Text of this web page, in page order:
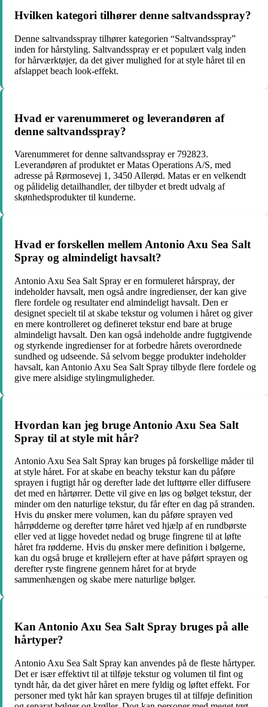
Hvilken kategori tilhører denne saltvandsspray?
Denne saltvandsspray tilhører kategorien “Saltvandsspray”
inden for hårstyling. Saltvandsspray er et populært valg inden
for hårværktøjer, da det giver mulighed for at style håret til en
afslappet beach look-effekt.
Hvad er varenummeret og leverandøren af
denne saltvandsspray?
Varenummeret for denne saltvandsspray er 792823.
Leverandøren af produktet er Matas Operations A/S, med
adresse på Rørmosevej 1, 3450 Allerød. Matas er en velkendt
og pålidelig detailhandler, der tilbyder et bredt udvalg af
skønhedsprodukter til kunderne.
Hvad er forskellen mellem Antonio Axu Sea Salt
Spray og almindeligt havsalt?
Antonio Axu Sea Salt Spray er en formuleret hårspray, der
indeholder havsalt, men også andre ingredienser, der kan give
flere fordele og resultater end almindeligt havsalt. Den er
designet specielt til at skabe tekstur og volumen i håret og giver
en mere kontrolleret og defineret tekstur end bare at bruge
almindeligt havsalt. Den kan også indeholde andre fugtgivende
og styrkende ingredienser for at forbedre hårets overordnede
sundhed og udseende. Så selvom begge produkter indeholder
havsalt, kan Antonio Axu Sea Salt Spray tilbyde flere fordele og
give mere alsidige stylingmuligheder.
Hvordan kan jeg bruge Antonio Axu Sea Salt
Spray til at style mit hår?
Antonio Axu Sea Salt Spray kan bruges på forskellige måder til
at style håret. For at skabe en beachy tekstur kan du påføre
sprayen i fugtigt hår og derefter lade det lufttørre eller diffusere
det med en hårtørrer. Dette vil give en løs og bølget tekstur, der
minder om den naturlige tekstur, du får efter en dag på stranden.
Hvis du ønsker mere volumen, kan du påføre sprayen ved
hårrødderne og derefter tørre håret ved hjælp af en rundbørste
eller ved at ligge hovedet nedad og bruge fingrene til at løfte
håret fra rødderne. Hvis du ønsker mere definition i bølgerne,
kan du også bruge et krøllejern efter at have påført sprayen og
derefter ryste fingrene gennem håret for at bryde
sammenhængen og skabe mere naturlige bølger.
Kan Antonio Axu Sea Salt Spray bruges på alle
hårtyper?
Antonio Axu Sea Salt Spray kan anvendes på de fleste hårtyper.
Det er især effektivt til at tilføje tekstur og volumen til fint og
tyndt hår, da det giver håret en mere fyldig og løftet effekt. For
personer med tykt hår kan sprayen bruges til at tilføje definition